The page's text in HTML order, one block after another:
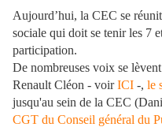
Aujourd’hui, la CEC se
sociale qui doit se tenir les 7
participation.
De nombreuses voix se
Renault Cléon - voirICI -, le
jusqu'au sein de la CEC
CGT du Conseil général du